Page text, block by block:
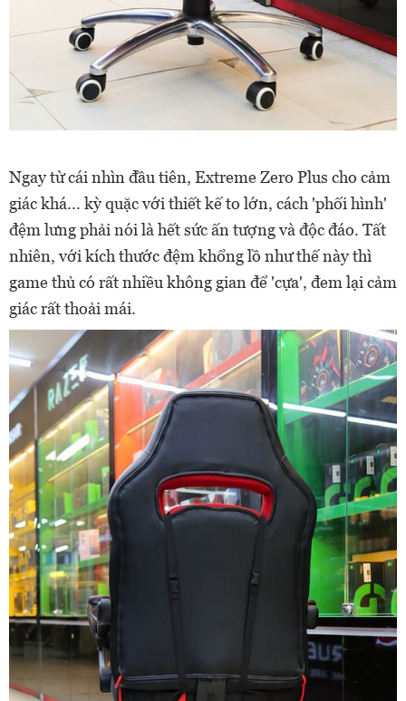
Ngay từ cái nhìn đầu tiên, Extreme Zero Plus cho cảm
giác khá... kỳ quặc với thiết kế to lớn, cách 'phối hình'
đệm lưng phải nói là hết sức ấn tượng và độc đáo. Tất
nhiên, với kích thước đệm khổng lồ như thế này thì
game thủ có rất nhiều không gian để 'cựa', đem lại cảm
giác rất thoải mái.